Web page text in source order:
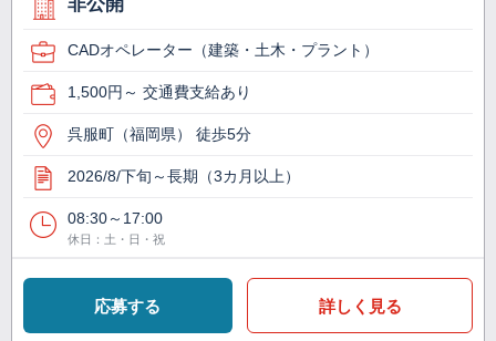
非公開
CADオペレーター（建築・土木・プラント）
1,500円～ 交通費支給あり
呉服町（福岡県） 徒歩5分
2026/8/下旬～長期（3カ月以上）
08:30～17:00
休日：土・日・祝
応募する 詳しく見る